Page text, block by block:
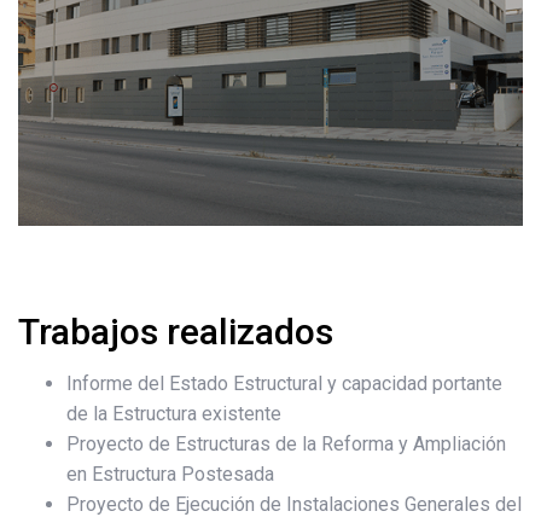
Trabajos realizados
Informe del Estado Estructural y capacidad portante
de la Estructura existente
Proyecto de Estructuras de la Reforma y Ampliación
en Estructura Postesada
Proyecto de Ejecución de Instalaciones Generales del